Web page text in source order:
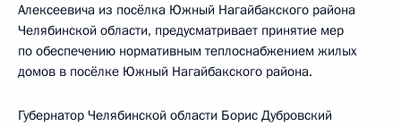
Алексеевича из посёлка Южный Нагайбакского района
Челябинской области, предусматривает принятие мер
по обеспечению нормативным теплоснабжением жилых
домов в посёлке Южный Нагайбакского района.
Губернатор Челябинской области Борис Дубровский